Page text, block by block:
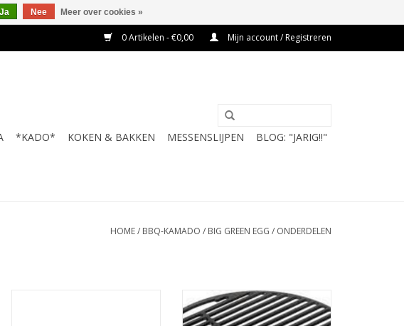
0 Artikelen - €0,00 Mijn account / Registreren
*KADO* KOKEN & BAKKEN MESSENSLIJPEN BLOG: "JARIG!!"
HOME/ BBQ-KAMADO / BIG GREEN EGG / ONDERDELEN
Big Green Egg Gietijzer Rooster,
prijs v.a.
Ja Nee Meer over cookies »